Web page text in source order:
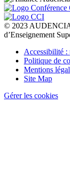
© 2023
d’Enseignement
Pied
page
Accessibilité :
Politique de
Mentions
Site Map
Gérer les cookies